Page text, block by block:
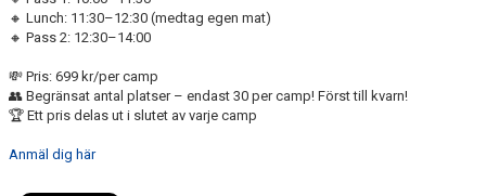
KÖP BILJETTER
AIK.SE
🔸 Lunch: 11:30–12:30 (medtag egen mat)
🔸 Pass 2: 12:30–14:00
💸 Pris: 699 kr/per camp
👥 Begränsat antal platser – endast 30 per camp! Först till kvarn!
🏆 Ett pris delas ut i slutet av varje camp
Anmäl dig här